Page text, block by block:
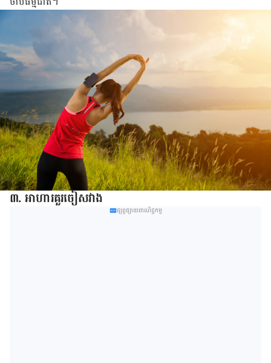
៣. អាហារ​គួរ​ចៀសវាង
ផ្សព្វផ្សាយពាណិជ្ជកម្ម